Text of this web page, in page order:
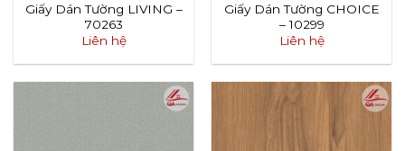
Giấy Dán Tường LIVING –
70263
Liên hệ
Giấy Dán Tường CHOICE
– 10299
Liên hệ